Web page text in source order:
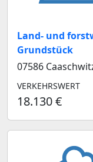
Land- und
Grundstück
07586
VERKEHRSWERT
18.130 €